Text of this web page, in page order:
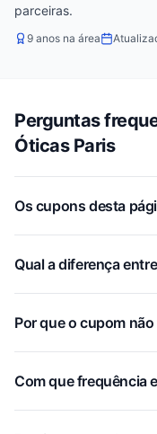
parceiras.
9 anos na área
Perguntas
Óticas Paris
Os cupons desta
Qual a diferença
Por que o cupom
Com que frequência